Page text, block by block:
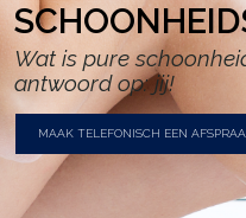
Wat is pure
antwoord op: jij!
MAAK TELEFONISCH EEN